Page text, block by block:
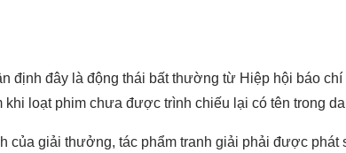
định đây là động thái bất thường từ Hiệp hội báo
khi loạt phim chưa được trình chiếu lại có tên trong
của giải thưởng, tác phẩm tranh giải phải được